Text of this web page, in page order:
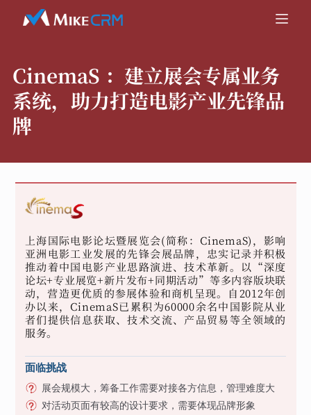
CinemaS ： 建立展会专属业务
系统，助力打造电影产业先锋品
牌
上海国际电影论坛暨展览会(简称：CinemaS)，影响
亚洲电影工业发展的先锋会展品牌，忠实记录并积极
推动着中国电影产业思路演进、技术革新。以“深度
论坛+专业展览+新片发布+同期活动”等多内容版块联
动，营造更优质的参展体验和商机呈现。自2012年创
办以来，CinemaS已累积为60000余名中国影院从业
者们提供信息获取、技术交流、产品贸易等全领域的
服务。
面临挑战
展会规模大，筹备工作需要对接各方信息，管理难度大
对活动页面有较高的设计要求，需要体现品牌形象